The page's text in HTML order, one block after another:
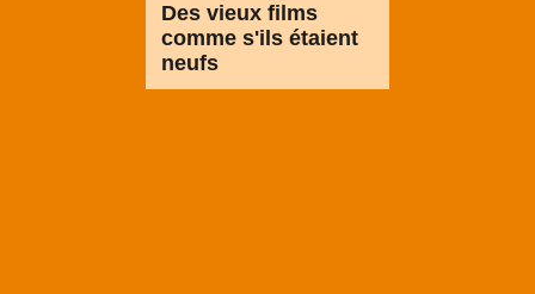
Des vieux films
comme s'ils étaient
neufs